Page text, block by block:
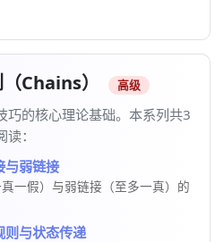
Chains） 高级
巧的核心理论基础。本系列共3
：
与弱链接
一假）与弱链接（至多一真）的
则与状态传递